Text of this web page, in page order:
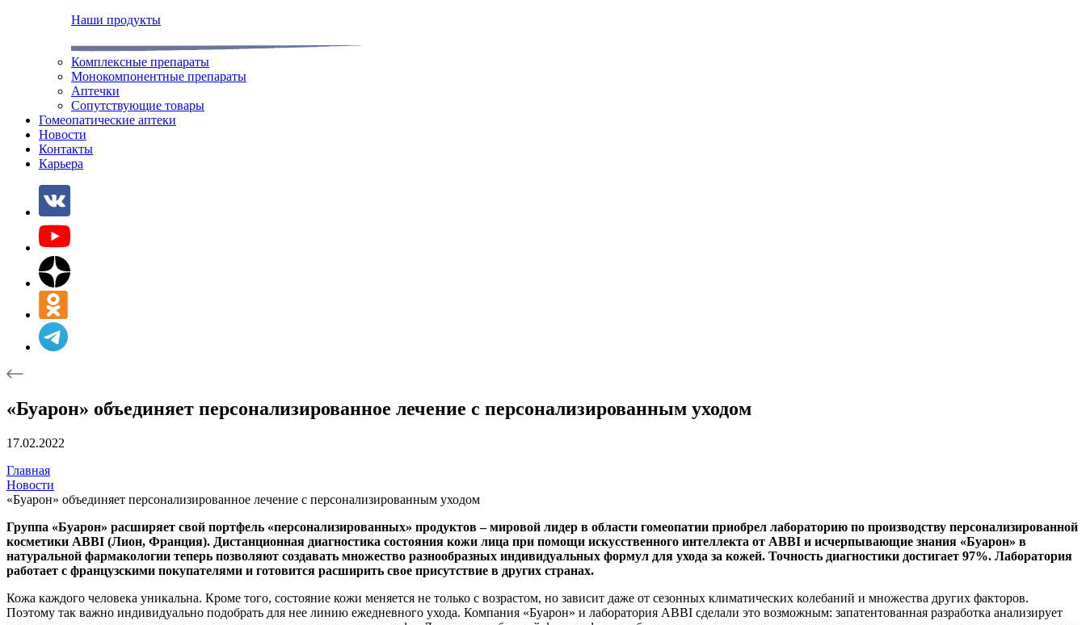
Наши продукты
Комплексные препараты
Монокомпонентные препараты
Аптечки
Сопутствующие товары
Гомеопатические аптеки
Новости
Контакты
Карьера
«Буарон» объединяет персонализированное лечение с персонализированным уходом
17.02.2022
Главная
Новости
«Буарон» объединяет персонализированное лечение с персонализированным уходом
Группа «Буарон» расширяет свой портфель «персонализированных» продуктов – мировой лидер в области гомеопатии приобрел лабораторию по производству персонализированной
косметики ABBI (Лион, Франция). Дистанционная диагностика состояния кожи лица при помощи искусственного интеллекта от ABBI и исчерпывающие знания «Буарон» в
натуральной фармакологии теперь позволяют создавать множество разнообразных индивидуальных формул для ухода за кожей. Точность диагностики достигает 97%. Лаборатория
работает с французскими покупателями и готовится расширить свое присутствие в других странах.
Кожа каждого человека уникальна. Кроме того, состояние кожи меняется не только с возрастом, но зависит даже от сезонных климатических колебаний и множества других факторов.
Поэтому так важно индивидуально подобрать для нее линию ежедневного ухода. Компания «Буарон» и лаборатория ABBI сделали это возможным: запатентованная разработка анализирует